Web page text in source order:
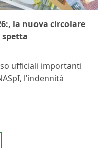
la nuova circolare
ufficiali importanti
l’indennità